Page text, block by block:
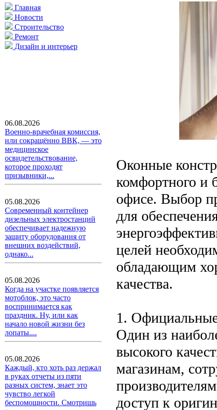
Главная
Новости
Строительство
Ремонт
Дизайн и интерьер
06.08.2026
Военно-врачебная комиссия,
или сокращённо ВВК, — это
медицинское
освидетельствование,
которое проходят
призывники,...
05.08.2026
Современный контейнер
дизельных электростанций
обеспечивает надежную
защиту оборудования от
внешних воздействий,
однако...
05.08.2026
Когда на участке появляется
мотоблок, это часто
воспринимается как
праздник. Ну, или как
начало новой жизни без
лопаты....
05.08.2026
Каждый, кто хоть раз держал
в руках отчеты из пяти
разных систем, знает это
чувство легкой
беспомощности. Смотришь
Оконные
комфортного и
офисе. Выбор
для
целей
обладающим
качества.
1.
Один из
высокого
магазинам,
доступ к